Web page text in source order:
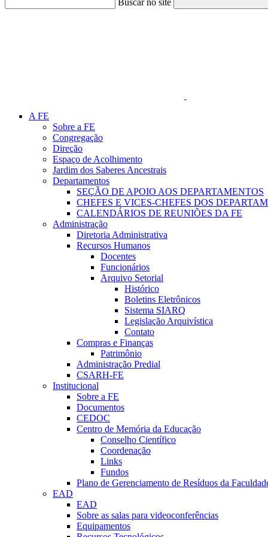
Buscar no site
A FE
Sobre a FE
Congregação
Direção
Espaço de Acolhimento
Jardim dos Saberes Ancestrais
Departamentos
SEÇÃO DE APOIO AOS DEPARTAMENTOS
CHEFES E VICES-CHEFES DOS
CALENDÁRIOS DE REUNIÕES DA FE
Administração
Diretoria Administrativa
Recursos Humanos
Docentes
Funcionários
Arquivo Setorial
Histórico
Boletins Eletrônicos
Sistema SIARQ
Legislação Arquivística
Contato
Compras e Finanças
Patrimônio
Administração Predial
CSARH-FE
Institucional
Sobre a FE
Documentos
CEDOC
Centro de Memória da Educação
Conselho Científico
Coordenação
Links
Fundos
Plano de Gerenciamento de Resíduos da
EAD
EAD
Sobre as salas para videoconferências
Equipamentos